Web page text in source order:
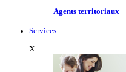
Agents territoriaux
Services
X